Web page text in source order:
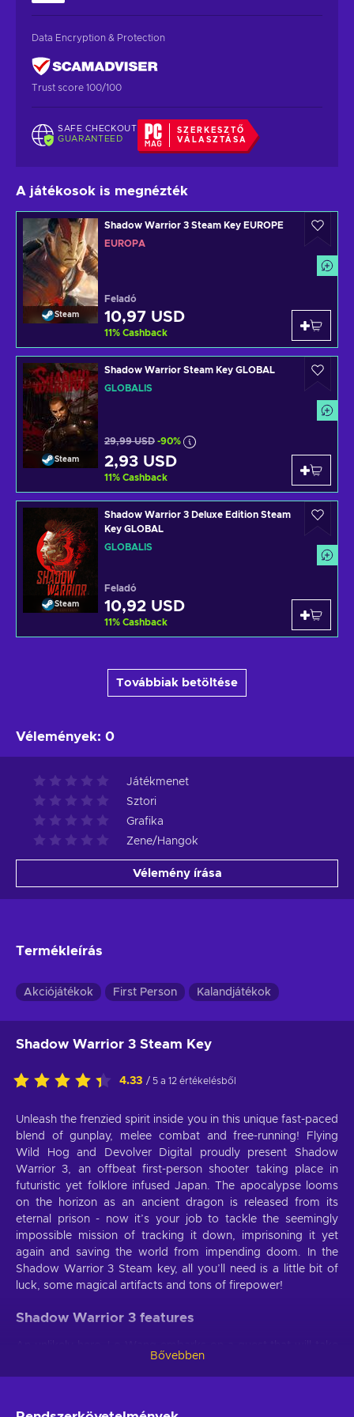
Data Encryption & Protection
Trust score 100/100
SAFE CHECKOUT
GUARANTEED
SZERKESZTŐ
VÁLASZTÁSA
A játékosok is megnézték
Steam
Shadow Warrior 3 Steam Key EUROPE
EURÓPA
Feladó
10,97 USD
11% Cashback
Steam
Shadow Warrior Steam Key GLOBAL
GLOBÁLIS
29,99 USD -90%
2,93 USD
11% Cashback
Steam
Shadow Warrior 3 Deluxe Edition Steam
Key GLOBAL
GLOBÁLIS
Feladó
10,92 USD
11% Cashback
Továbbiak betöltése
Vélemények: 0
Játékmenet
Sztori
Grafika
Zene/Hangok
Vélemény írása
Termékleírás
Akciójátékok First Person Kalandjátékok
Shadow Warrior 3 Steam Key
4.33 / 5 a 12 értékelésből
Unleash the frenzied spirit inside you in this unique fast-paced
blend of gunplay, melee combat and free-running! Flying
Wild Hog and Devolver Digital proudly present Shadow
Warrior 3, an offbeat first-person shooter taking place in
futuristic yet folklore infused Japan. The apocalypse looms
on the horizon as an ancient dragon is released from its
eternal prison - now it’s your job to tackle the seemingly
impossible mission of tracking it down, imprisoning it yet
again and saving the world from impending doom. In the
Shadow Warrior 3 Steam key, all you’ll need is a little bit of
luck, some magical artifacts and tons of firepower!
Shadow Warrior 3 features
him to the wildest locations of Shadow Warrior 3 key,
untouched by civilization. Demonic yokai and other creatures
every step - are you strong enough to overcome them all?
Bővebben